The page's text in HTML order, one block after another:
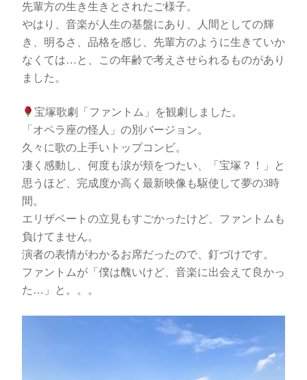
先輩方の生き生きとされたご様子。
やはり、音楽が人生の基盤にあり、人間としての輝
き、明るさ、品格を感じ、先輩方のように生きていか
なくては…と、この年齢で考えさせられるものがあり
ました。
宝塚歌劇「ファントム」を観劇しました。
「オペラ座の怪人」の別バージョン。
久々に歌の上手いトップコンビ。
凄く感動し、何度も涙が頬をつたい、「宝塚？！」と
思うほど、完成度か高く最新映像も駆使して夢の3時
間。
エリザベートの立見もすごかったけど、ファントムも
負けてません。
演者の表情がわかるお席だったので、釘づけです。
ファントムが「僕は醜いけど、音楽に出会えて良かっ
た…」と。。。